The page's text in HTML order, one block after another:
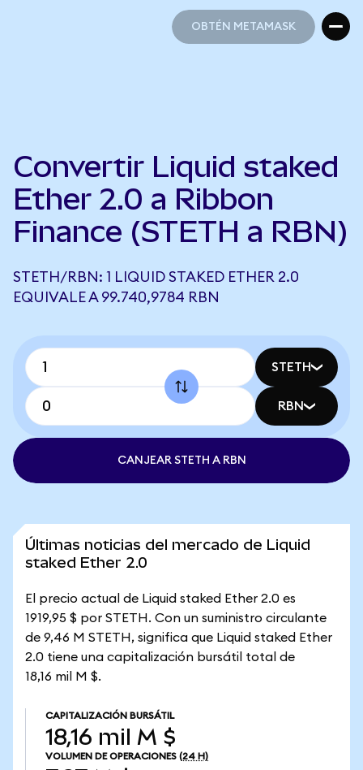
OBTÉN METAMASK
Convertir Liquid staked
Ether 2.0 a Ribbon
Finance (STETH a RBN)
STETH/RBN: 1 LIQUID STAKED ETHER 2.0
EQUIVALE A 99.740,9784 RBN
STETH
RBN
CANJEAR STETH A RBN
Últimas noticias del mercado de Liquid
staked Ether 2.0
El precio actual de Liquid staked Ether 2.0 es
1919,95 $ por STETH. Con un suministro circulante
de 9,46 M STETH, significa que Liquid staked Ether
2.0 tiene una capitalización bursátil total de
18,16 mil M $.
CAPITALIZACIÓN BURSÁTIL
18,16 mil M $
VOLUMEN DE OPERACIONES (24 H)